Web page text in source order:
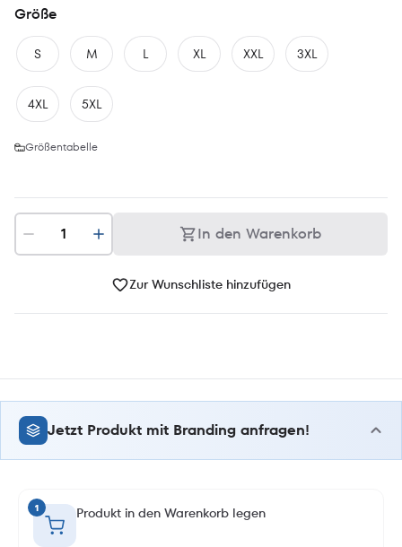
Größe
S M L XL XXL 3XL
4XL 5XL
Größentabelle
In den Warenkorb
Zur Wunschliste hinzufügen
Jetzt Produkt mit Branding anfragen!
1 Produkt in den Warenkorb legen